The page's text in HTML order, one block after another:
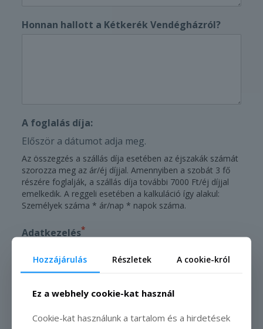
Honnan hallott a Kétkerék Vendégházról?
A foglalás díja:
Először a dátumot adja meg.
Az összegzés a szállás díja esetében az éjszakák számát
szorozza meg az ár/éj díjjal. Amennyiben a szobát 3 fő
részére foglalják, a szállás díja további 7000 Ft/éj díjjal
emelkedik. A reggeli esetében a kalkuláció így alakul:
Személyek száma * ár/nap * napok száma.
Adatkezelés*
legújabb híreiről*
Hozzájárulás Részletek A cookie-król
Ez a webhely cookie-kat használ
Cookie-kat használunk a tartalom és a hirdetések